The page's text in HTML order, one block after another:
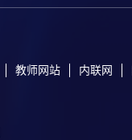
教师网站 内联网